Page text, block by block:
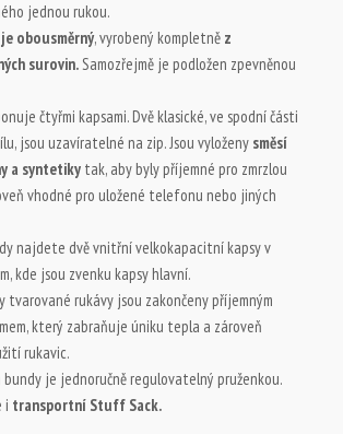
jednou rukou.
obousměrný, vyrobený kompletně z
surovin.Samozřejmě je podložen zpevněnou
čtyřmi kapsami. Dvě klasické, ve spodní části
jsou uzavíratelné na zip. Jsou vyloženy směsí
a syntetiky tak, aby byly příjemné pro zmrzlou
vhodné pro uložené telefonu nebo jiných
najdete dvě vnitřní velkokapacitní kapsy v
kde jsou zvenku kapsy hlavní.
tvarované rukávy jsou zakončeny příjemným
který zabraňuje úniku tepla a zároveň
rukavic.
bundy je jednoručně regulovatelný pruženkou.
i transportní Stuff Sack.